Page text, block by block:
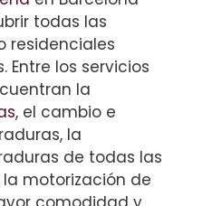
todas las
residenciales
Entre los servicios
la
, el cambio e
la
de todas las
motorización de